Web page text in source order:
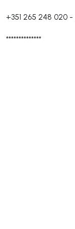
+351 265 248 020 -
**************